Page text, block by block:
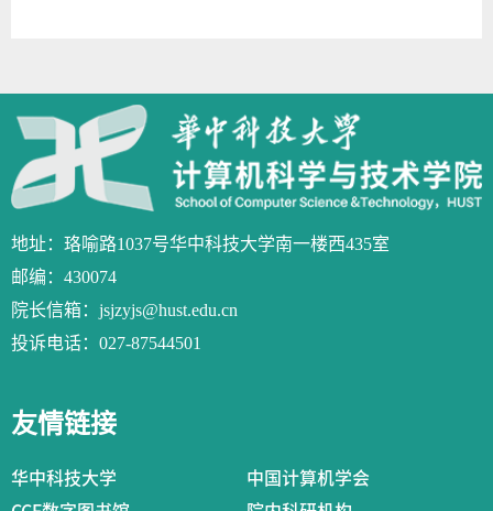
地址：珞喻路1037号华中科技大学南一楼西435室
邮编：430074
院长信箱：jsjzyjs@hust.edu.cn
投诉电话：027-87544501
友情链接
华中科技大学
中国计算机学会